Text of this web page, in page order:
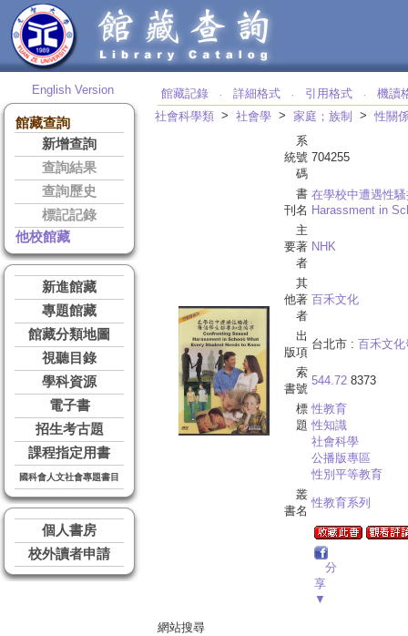
English Version
館藏查詢
新增查詢
查詢結果
查詢歷史
標記記錄
他校館藏
新進館藏
專題館藏
館藏分類地圖
視聽目錄
學科資源
電子書
招生考古題
課程指定用書
國科會人文社會專題書目
個人書房
校外讀者申請
館藏記錄 ‧ 詳細格式 ‧ 引用格式 ‧
機讀
社會科學類 > 社會學 > 家庭；族制 > 性關
系
統號
碼
704255
書
刊名
在學校中遭遇性
Harassment in
主
要著
者
NHK
其
他著
者
百禾文化
出
版項
台北市 : 百禾文化
索
書號
544.72 8373
標
題
性教育
性知識
社會科學
公播版專區
性別平等教育
叢
書名
性教育系列
分
享
▼
網站搜尋